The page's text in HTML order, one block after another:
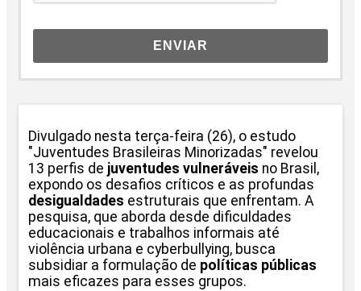
ENVIAR
Divulgado nesta terça-feira (26), o estudo
"Juventudes Brasileiras Minorizadas" revelou
13 perfis de juventudes vulneráveis no Brasil,
expondo os desafios críticos e as profundas
desigualdades estruturais que enfrentam. A
pesquisa, que aborda desde dificuldades
educacionais e trabalhos informais até
violência urbana e cyberbullying, busca
subsidiar a formulação de políticas públicas
mais eficazes para esses grupos.